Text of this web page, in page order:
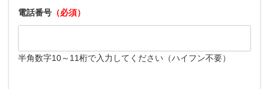
電話番号 （必須）
半角数字10～11桁で入力してください（ハイフン不要）